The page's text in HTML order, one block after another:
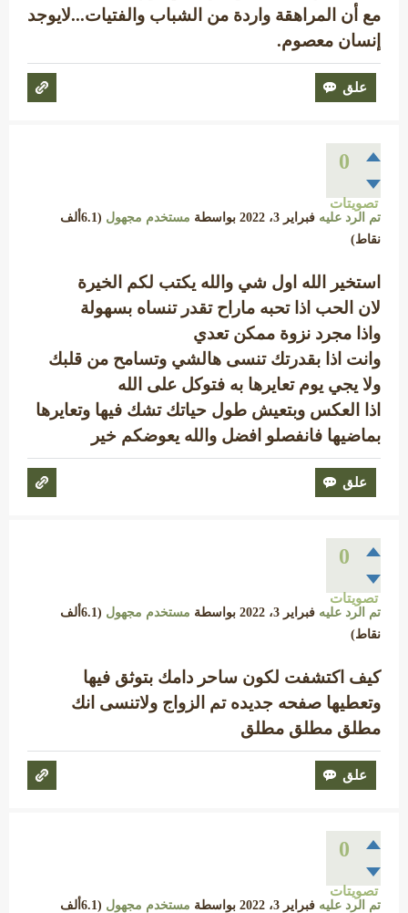
مع أن المراهقة واردة من الشباب والفتيات...لايوجد
إنسان معصوم.
0
تصويتات
تم الرد عليه فبراير 3، 2022 بواسطة مستخدم مجهول (6.1ألف
نقاط)
استخير الله اول شي والله يكتب لكم الخيرة
لان الحب اذا تحبه ماراح تقدر تنساه بسهولة
واذا مجرد نزوة ممكن تعدي
وانت اذا بقدرتك تنسى هالشي وتسامح من قلبك
ولا يجي يوم تعايرها به فتوكل على الله
اذا العكس وبتعيش طول حياتك تشك فيها وتعايرها
بماضيها فانفصلو افضل والله يعوضكم خير
0
تصويتات
تم الرد عليه فبراير 3، 2022 بواسطة مستخدم مجهول (6.1ألف
نقاط)
كيف اكتشفت لكون ساحر دامك بتوثق فيها
وتعطيها صفحه جديده تم الزواج ولاتنسى انك
مطلق مطلق مطلق
0
تصويتات
تم الرد عليه فبراير 3، 2022 بواسطة مستخدم مجهول (6.1ألف